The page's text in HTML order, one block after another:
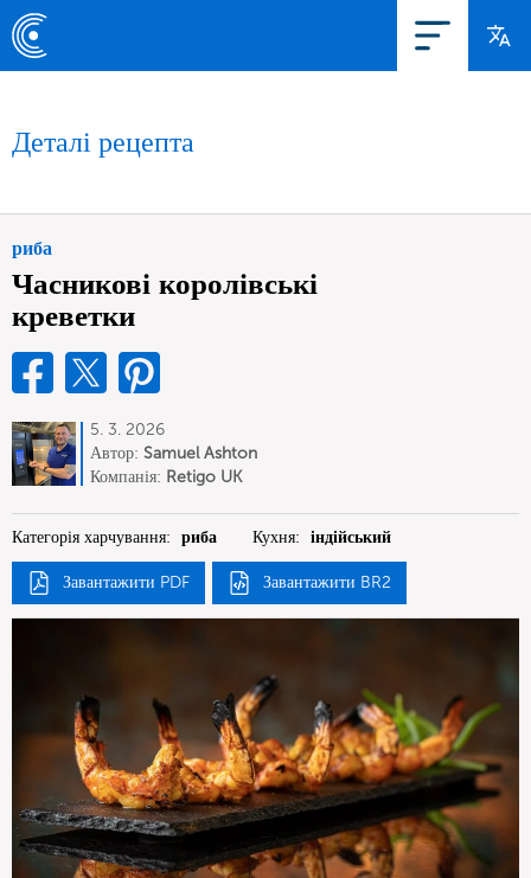
Деталі рецепта
риба
Часникові королівські
креветки
5. 3. 2026
Автор: Samuel Ashton
Компанія: Retigo UK
Категорія харчування: риба Кухня: індійський
Завантажити PDF Завантажити BR2